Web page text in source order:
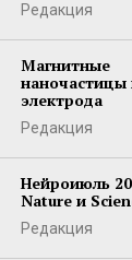
Редакция
Магнитные
наночастицы
электрода
Редакция
Нейроиюль
Nature и
Редакция